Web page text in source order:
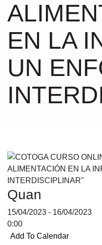
EN LA
UN
Quan
15/04/2023 - 16/04/2023
0:00
Add To Calendar